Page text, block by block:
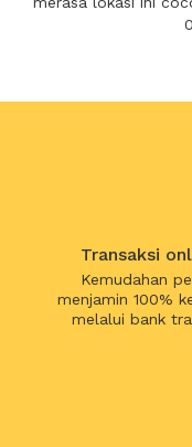
Transaksi
Kemudahan
menjamin 100%
melalui bank